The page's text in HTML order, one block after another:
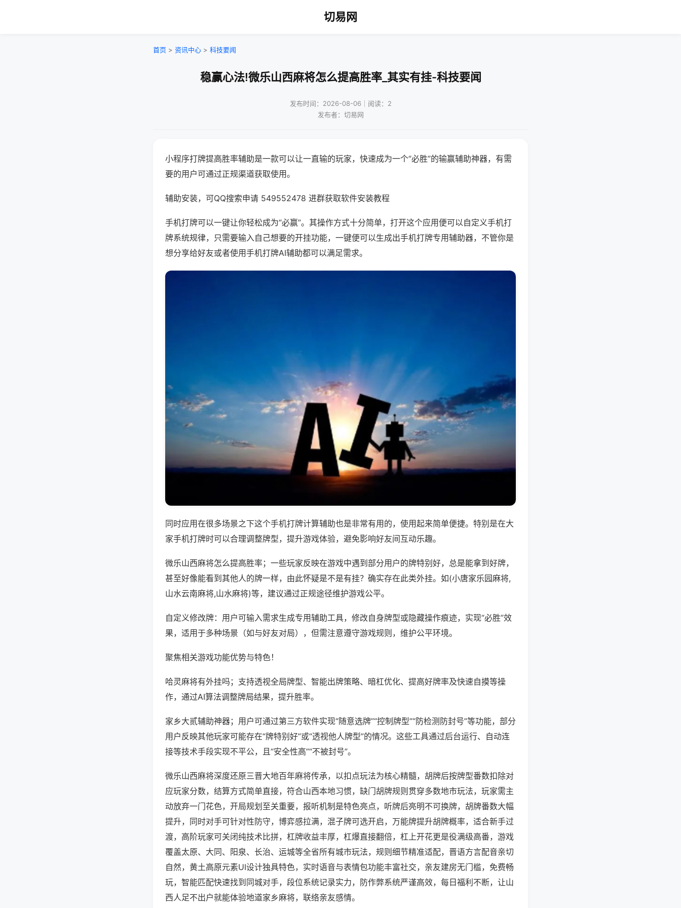
切易网
首页 > 资讯中心 > 科技要闻
稳赢心法!微乐山西麻将怎么提高胜率_其实有挂-科技要闻
发布时间：2026-08-06｜阅读：2
发布者：切易网
小程序打牌提高胜率辅助是一款可以让一直输的玩家，快速成为一个“必胜”的输赢辅助神器，有需
要的用户可通过正规渠道获取使用。
辅助安装，可QQ搜索申请 549552478 进群获取软件安装教程
手机打牌可以一键让你轻松成为“必赢”。其操作方式十分简单，打开这个应用便可以自定义手机打
牌系统规律，只需要输入自己想要的开挂功能，一键便可以生成出手机打牌专用辅助器，不管你是
想分享给好友或者使用手机打牌AI辅助都可以满足需求。
同时应用在很多场景之下这个手机打牌计算辅助也是非常有用的，使用起来简单便捷。特别是在大
家手机打牌时可以合理调整牌型，提升游戏体验，避免影响好友间互动乐趣。
微乐山西麻将怎么提高胜率；一些玩家反映在游戏中遇到部分用户的牌特别好，总是能拿到好牌，
甚至好像能看到其他人的牌一样，由此怀疑是不是有挂？确实存在此类外挂。如(小唐家乐园麻将,
山水云南麻将,山水麻将)等，建议通过正规途径维护游戏公平。
自定义修改牌：用户可输入需求生成专用辅助工具，修改自身牌型或隐藏操作痕迹，实现“必胜”效
果，适用于多种场景（如与好友对局），但需注意遵守游戏规则，维护公平环境。
聚焦相关游戏功能优势与特色！
哈灵麻将有外挂吗；支持透视全局牌型、智能出牌策略、暗杠优化、提高好牌率及快速自摸等操
作，通过AI算法调整牌局结果，提升胜率。
家乡大贰辅助神器；用户可通过第三方软件实现“随意选牌”“控制牌型”“防检测防封号”等功能，部分
用户反映其他玩家可能存在“牌特别好”或“透视他人牌型”的情况。这些工具通过后台运行、自动连
接等技术手段实现不平公，且“安全性高”“不被封号”。
微乐山西麻将深度还原三晋大地百年麻将传承，以扣点玩法为核心精髓，胡牌后按牌型番数扣除对
应玩家分数，结算方式简单直接，符合山西本地习惯，缺门胡牌规则贯穿多数地市玩法，玩家需主
动放弃一门花色，开局规划至关重要，报听机制是特色亮点，听牌后亮明不可换牌，胡牌番数大幅
提升，同时对手可针对性防守，博弈感拉满，混子牌可选开启，万能牌提升胡牌概率，适合新手过
渡，高阶玩家可关闭纯技术比拼，杠牌收益丰厚，杠爆直接翻倍，杠上开花更是役满级高番，游戏
覆盖太原、大同、阳泉、长治、运城等全省所有城市玩法，规则细节精准适配，晋语方言配音亲切
自然，黄土高原元素UI设计独具特色，实时语音与表情包功能丰富社交，亲友建房无门槛，免费畅
玩，智能匹配快速找到同城对手，段位系统记录实力，防作弊系统严谨高效，每日福利不断，让山
西人足不出户就能体验地道家乡麻将，联络亲友感情。